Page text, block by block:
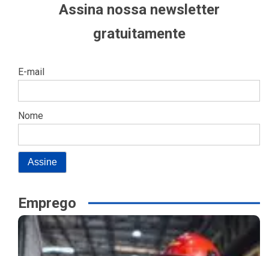
Assina nossa newsletter
gratuitamente
E-mail
Nome
Emprego